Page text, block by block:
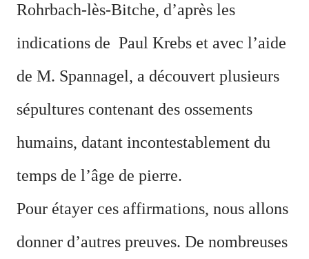
Rohrbach-lès-Bitche, d’après les
indications de Paul Krebs et avec l’aide
de M. Spannagel, a découvert plusieurs
sépultures contenant des ossements
humains, datant incontestablement du
temps de l’âge de pierre.
Pour étayer ces affirmations, nous allons
donner d’autres preuves. De nombreuses